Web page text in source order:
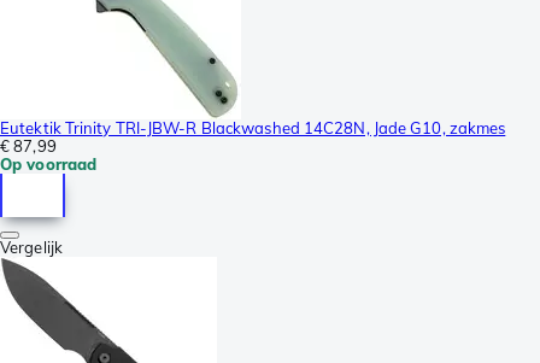
Eutektik Trinity TRI-JBW-R Blackwashed 14C28N, Jade G10, zakmes
€ 87,99
Op voorraad
Vergelijk